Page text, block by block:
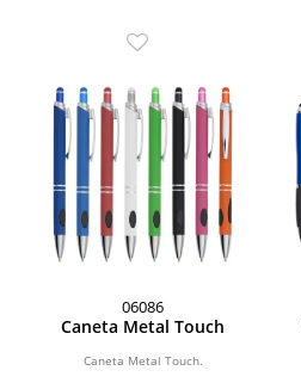
06086
Caneta Metal Touch
Caneta Metal Touch.